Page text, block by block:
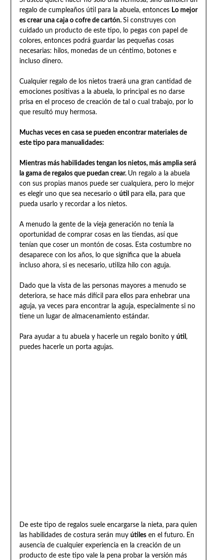
regalo de cumpleaños útil para la abuela, entonces Lo mejor
es crear una caja o cofre de cartón. Si construyes con
cuidado un producto de este tipo, lo pegas con papel de
colores, entonces podrá guardar las pequeñas cosas
necesarias: hilos, monedas de un céntimo, botones e
incluso dinero.
Cualquier regalo de los nietos traerá una gran cantidad de
emociones positivas a la abuela, lo principal es no darse
prisa en el proceso de creación de tal o cual trabajo, por lo
que resultó muy hermosa.
Muchas veces en casa se pueden encontrar materiales de
este tipo para manualidades:
Mientras más habilidades tengan los nietos, más amplia será
la gama de regalos que puedan crear. Un regalo a la abuela
con sus propias manos puede ser cualquiera, pero lo mejor
es elegir uno que sea necesario o útil para ella, para que
pueda usarlo y recordar a los nietos.
A menudo la gente de la vieja generación no tenía la
oportunidad de comprar cosas en las tiendas, así que
tenían que coser un montón de cosas. Esta costumbre no
desaparece con los años, lo que significa que la abuela
incluso ahora, si es necesario, utiliza hilo con aguja.
Dado que la vista de las personas mayores a menudo se
deteriora, se hace más difícil para ellos para enhebrar una
aguja, ya veces para encontrar la aguja, especialmente si no
tiene un lugar de almacenamiento estándar.
Para ayudar a tu abuela y hacerle un regalo bonito y útil ,
puedes hacerle un porta agujas.
De este tipo de regalos suele encargarse la nieta, para quien
las habilidades de costura serán muy útilesen el futuro. En
ausencia de cualquier experiencia en la creación de un
producto de este tipo vale la pena probar la versión más